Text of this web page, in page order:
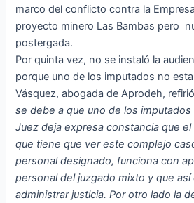
marco del conflicto contra la
proyecto minero Las Bambas pero
postergada.
Por quinta vez, no se instaló la
porque uno de los imputados no
Vásquez, abogada de Aprodeh,
se debe a que uno de los
Juez deja expresa constancia que
que tiene que ver este complejo
personal designado, funciona con
personal del juzgado mixto y que así
administrar justicia. Por otro lado la